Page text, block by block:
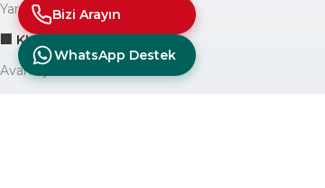
Yardım Yazıları Blogu
🏢 KURUMSAL
Avantajlarımız
Bizi Arayın
WhatsApp Destek